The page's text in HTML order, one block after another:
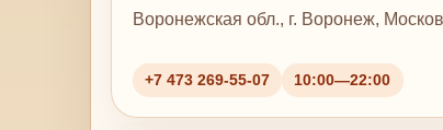
Воронежская обл., г. Воронеж,
+7 473 269-55-07 10:00—22:00